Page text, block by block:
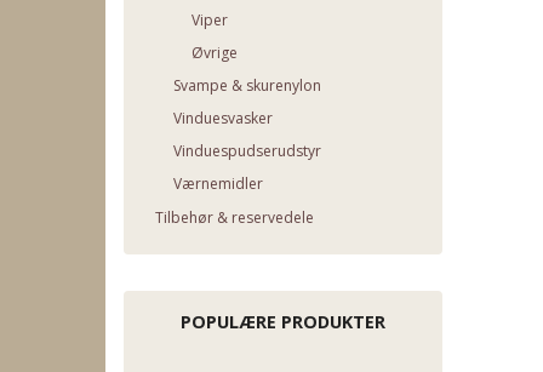
Viper
Øvrige
Svampe & skurenylon
Vinduesvasker
Vinduespudserudstyr
Værnemidler
Tilbehør & reservedele
POPULÆRE PRODUKTER